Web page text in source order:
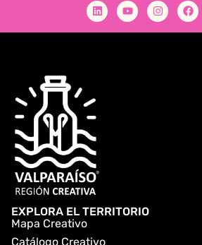
EXPLORA EL TERRITORIO
Mapa Creativo
Catálogo Creativo